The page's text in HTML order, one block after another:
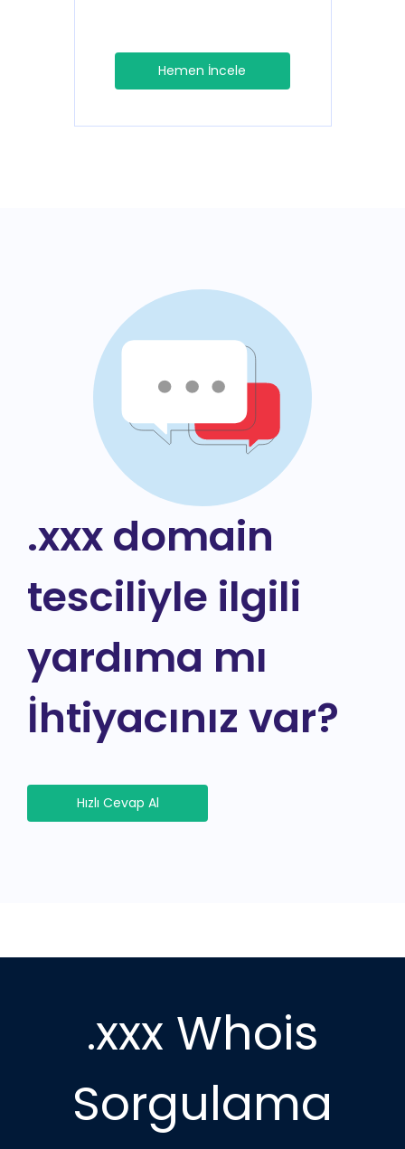
Hemen İncele
.xxx domain
tesciliyle ilgili
yardıma mı
İhtiyacınız var?
Hızlı Cevap Al
.xxx Whois
Sorgulama